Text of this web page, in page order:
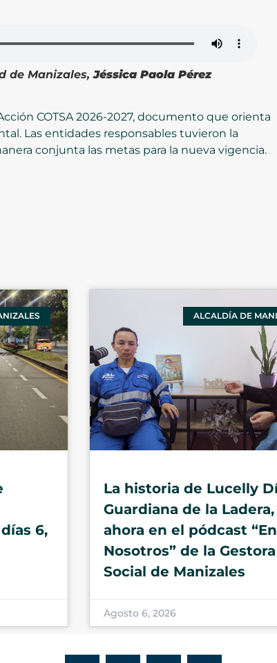
de Manizales,Jéssica Paola Pérez
COTSA 2026-2027, documento que orienta
Las entidades responsables tuvieron la
conjunta las metas para la nueva vigencia.
6,
ALCALDÍA DE
La historia de Lucelly
Guardiana de la Ladera,
ahora en el pódcast
Nosotros” de la Gestora
Social de Manizales
Agosto 6, 2026